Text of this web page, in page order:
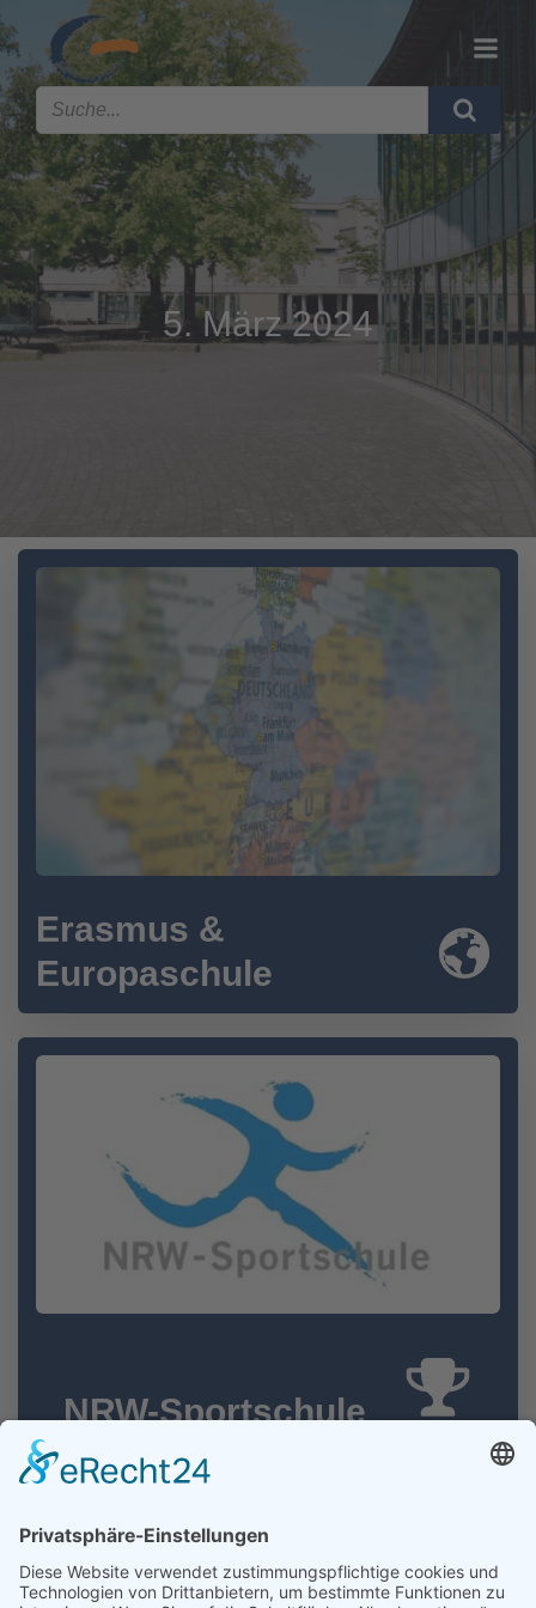
5. März 2024
Erasmus &
Europaschule
NRW-Sportschule